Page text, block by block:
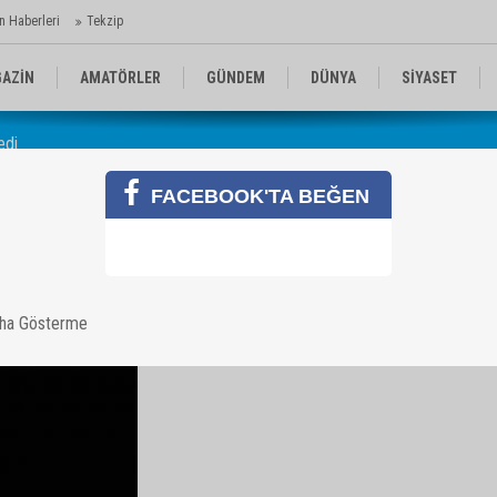
Haberleri Tekzip
AMATÖRLER GÜNDEM DÜNYA SİYASET
KOMİKLER
FACEBOOK'TA BEĞEN
Gösterme